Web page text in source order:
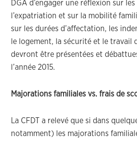
DGA d’engager une réflexion sur
l’expatriation et sur la mobilité
sur les durées d’affectation, les
le logement, la sécurité et le travail
devront être présentées et
l’année 2015.
Majorations familiales vs. frais de
La CFDT a relevé que si dans
notamment) les majorations